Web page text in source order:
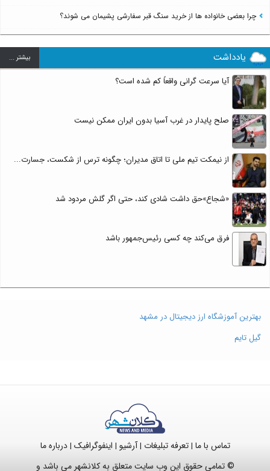
چرا بعضی خانواده ها از خرید سنگ قبر سفارشی پشیمان می شوند؟
یادداشت بيشتر ...
آیا سرعت گرانی واقعاً کم شده است؟
صلح پایدار در غرب آسیا بدون ایران ممکن نیست
از نیمکت تیم ملی تا اتاق مدیران؛ چگونه ترس از شکست، جسارت...
«شجاع»حق داشت شادی کند، حتی اگر گلش مردود شد
فرق می‌کند چه کسی رئیس‌جمهور باشد
بهترین آموزشگاه ارز دیجیتال در مشهد
گیل تایم
تماس با ما |تعرفه تبلیغات |آرشیو | اینفوگرافیک |درباره ما
© تمامی حقوق این وب سایت متعلق به کلانشهر می باشد و